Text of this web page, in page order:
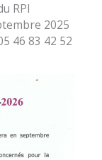
RPI
2025
46 83 42 52